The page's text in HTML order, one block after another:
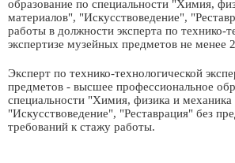
образование по специальности "Химия,
материалов", "Искусствоведение",
работы в должности эксперта по технико-
экспертизе музейных предметов не менее
Эксперт по технико-технологической
предметов - высшее профессиональное
специальности "Химия, физика и механика
"Искусствоведение", "Реставрация" без
требований к стажу работы.